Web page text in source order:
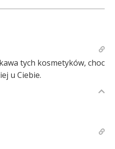
tych kosmetyków, choc
u Ciebie.